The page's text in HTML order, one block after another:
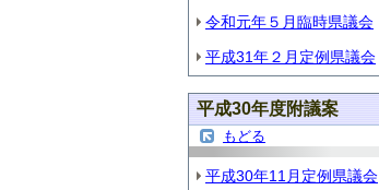
令和元年５月臨時県議会
平成31年２月定例県議会
平成30年度附議案
もどる
平成30年11月定例県議会